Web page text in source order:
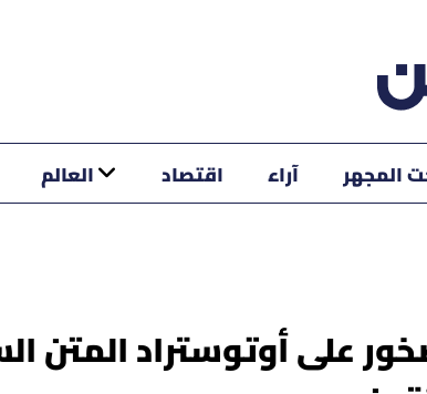
المجهر آراء اقتصاد العالم
على أوتوستراد المتن